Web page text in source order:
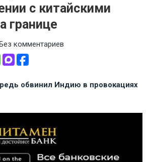
с китайскими
границе
комментариев
обвинил Индию в провокациях